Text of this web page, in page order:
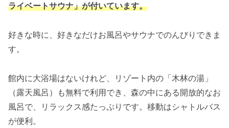
ライベートサウナ」が付いています。
好きな時に、好きなだけお風呂やサウナでのんびりできま
す。
館内に大浴場はないけれど、リゾート内の「木林の湯」
（露天風呂）も無料で利用でき、森の中にある開放的なお
風呂で、リラックス感たっぷりです。移動はシャトルバス
が便利。